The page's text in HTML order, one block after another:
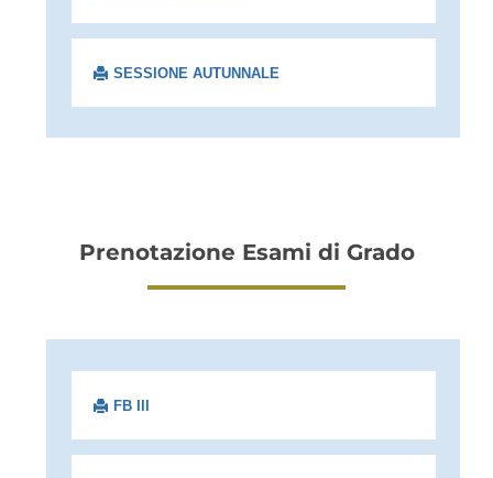
SESSIONE AUTUNNALE
Prenotazione Esami di Grado
FB III